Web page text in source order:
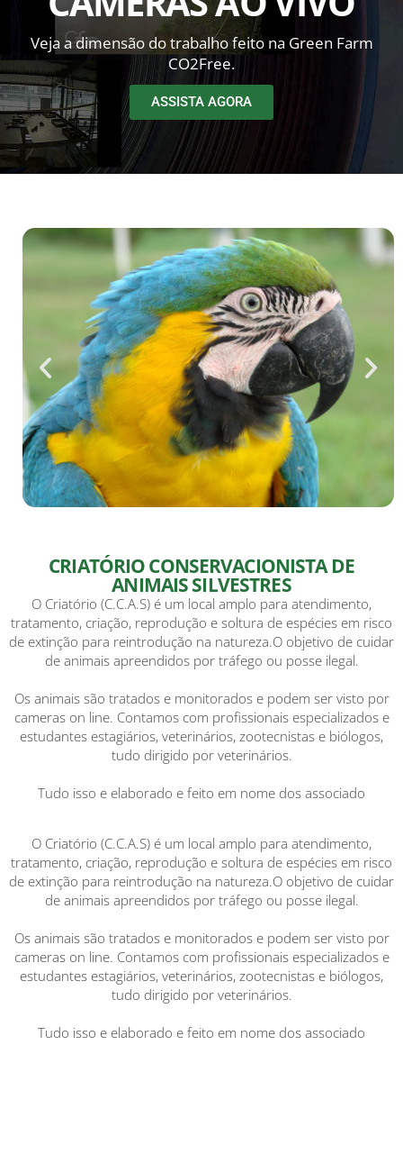
Veja a dimensão do trabalho feito na Green Farm
CO2Free.
ASSISTA AGORA
CRIATÓRIO CONSERVACIONISTA DE
ANIMAIS SILVESTRES
O Criatório (C.C.A.S) é um local amplo para atendimento,
tratamento, criação, reprodução e soltura de espécies em risco
de extinção para reintrodução na natureza.O objetivo de cuidar
de animais apreendidos por tráfego ou posse ilegal.
Os animais são tratados e monitorados e podem ser visto por
cameras on line. Contamos com profissionais especializados e
estudantes estagiários, veterinários, zootecnistas e biólogos,
tudo dirigido por veterinários.
Tudo isso e elaborado e feito em nome dos associado
O Criatório (C.C.A.S) é um local amplo para atendimento,
tratamento, criação, reprodução e soltura de espécies em risco
de extinção para reintrodução na natureza.O objetivo de cuidar
de animais apreendidos por tráfego ou posse ilegal.
Os animais são tratados e monitorados e podem ser visto por
cameras on line. Contamos com profissionais especializados e
estudantes estagiários, veterinários, zootecnistas e biólogos,
tudo dirigido por veterinários.
Tudo isso e elaborado e feito em nome dos associado